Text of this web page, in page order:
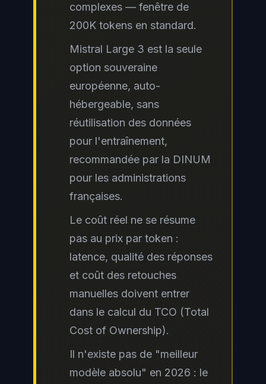
complexes — fenêtre de
200K tokens en standard.
Mistral Large 3 est la seule
option souveraine
européenne, auto-
hébergeable, sans
réutilisation des données
pour l'entraînement,
recommandée par la DINUM
pour les administrations
françaises.
Le coût réel ne se résume
pas au prix par token :
latence, qualité des réponses
et coût des retouches
manuelles doivent entrer
dans le calcul du TCO (Total
Cost of Ownership).
Il n'existe pas de "meilleur
modèle absolu" en 2026 : le